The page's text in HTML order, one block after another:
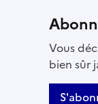
Vous
bien sûr